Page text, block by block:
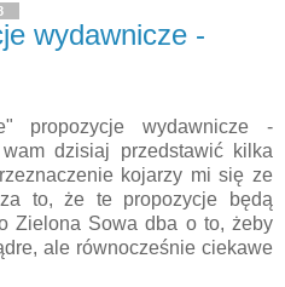
wydawnicze -
propozycje wydawnicze -
dzisiaj przedstawić kilka
kojarzy mi się ze
to, że te propozycje będą
Zielona Sowa dba o to, żeby
ale równocześnie ciekawe